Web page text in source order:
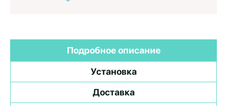
Подробное описание
Установка
Доставка